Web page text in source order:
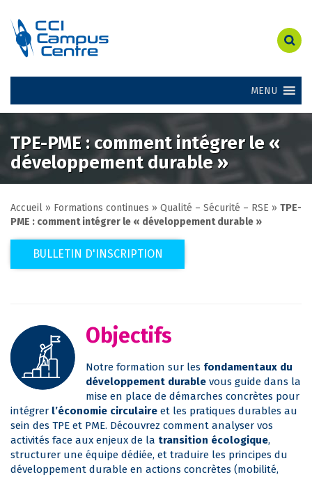
MENU
TPE-PME : comment intégrer le «
développement durable »
Accueil » Formations continues » Qualité – Sécurité – RSE » TPE-
PME : comment intégrer le « développement durable »
BULLETIN D'INSCRIPTION
Objectifs
Notre formation sur les fondamentaux du
développement durable vous guide dans la
mise en place de démarches concrètes pour
intégrer l’économie circulaire et les pratiques durables au
sein des TPE et PME. Découvrez comment analyser vos
activités face aux enjeux de la transition écologique,
structurer une équipe dédiée, et traduire les principes du
développement durable en actions concrètes (mobilité,